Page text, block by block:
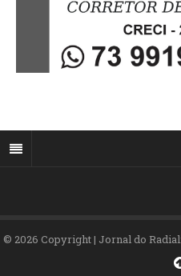
© 2026 Copyright | Jornal do